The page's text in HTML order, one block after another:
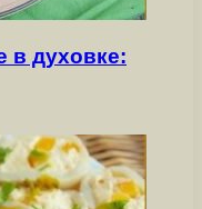
в духовке: